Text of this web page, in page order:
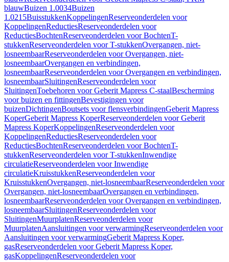
blauwBuizen 1.0034Buizen
1.0215BuisstukkenKoppelingenReserveonderdelen voor
KoppelingenReductiesReserveonderdelen voor
ReductiesBochtenReserveonderdelen voor BochtenT-
stukkenReserveonderdelen voor T-stukkenOvergangen, niet-
losneembaarReserveonderdelen voor Overgangen, niet-
losneembaarOvergangen en verbindingen,
losneembaarReserveonderdelen voor Overgangen en verbindingen,
losneembaarSluitingenReserveonderdelen voor
SluitingenToebehoren voor Geberit Mapress C-staalBescherming
voor buizen en fittingenBevestigingen voor
buizenDichtingenBoutsets voor flensverbindingenGeberit Mapress
KoperGeberit Mapress KoperReserveonderdelen voor Geberit
Mapress KoperKoppelingenReserveonderdelen voor
KoppelingenReductiesReserveonderdelen voor
ReductiesBochtenReserveonderdelen voor BochtenT-
stukkenReserveonderdelen voor T-stukkenInwendige
circulatieReserveonderdelen voor Inwendige
circulatieKruisstukkenReserveonderdelen voor
KruisstukkenOvergangen, niet-losneembaarReserveonderdelen voor
Overgangen, niet-losneembaarOvergangen en verbindingen,
losneembaarReserveonderdelen voor Overgangen en verbindingen,
losneembaarSluitingenReserveonderdelen voor
SluitingenMuurplatenReserveonderdelen voor
MuurplatenAansluitingen voor verwarmingReserveonderdelen voor
Aansluitingen voor verwarmingGeberit Mapress Koper,
gasReserveonderdelen voor Geberit Mapress Koper,
gasKoppelingenReserveonderdelen voor